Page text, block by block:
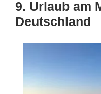
9. Urlaub am
Deutschland